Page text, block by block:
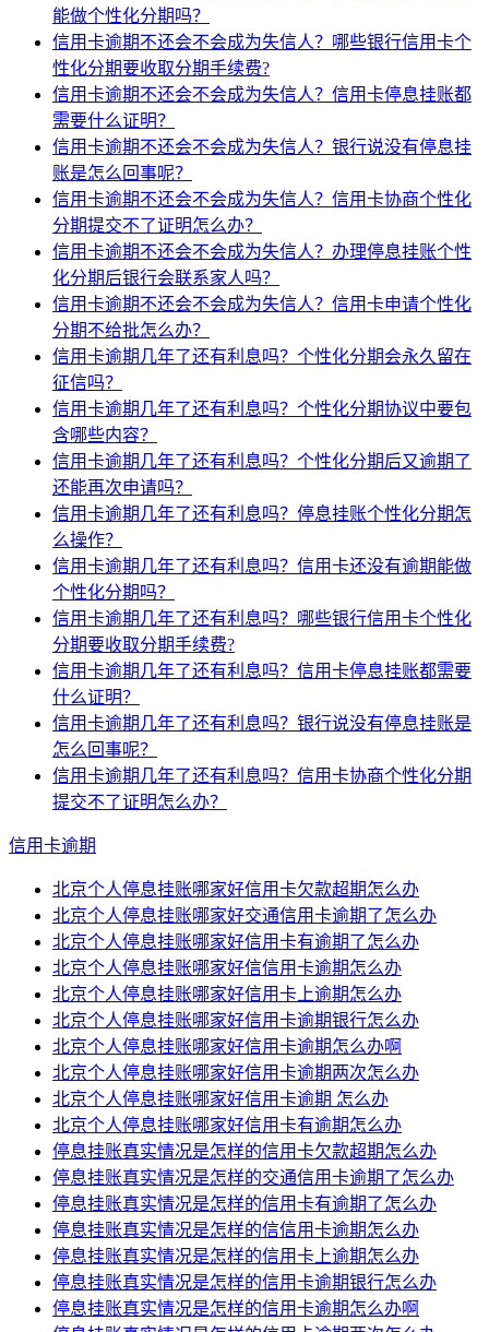
能做个性化分期吗？
信用卡逾期不还会不会成为失信人？哪些银行信用卡个
性化分期要收取分期手续费?
信用卡逾期不还会不会成为失信人？信用卡停息挂账都
需要什么证明？
信用卡逾期不还会不会成为失信人？银行说没有停息挂
账是怎么回事呢？
信用卡逾期不还会不会成为失信人？信用卡协商个性化
分期提交不了证明怎么办？
信用卡逾期不还会不会成为失信人？办理停息挂账个性
化分期后银行会联系家人吗？
信用卡逾期不还会不会成为失信人？信用卡申请个性化
分期不给批怎么办？
信用卡逾期几年了还有利息吗？个性化分期会永久留在
征信吗？
信用卡逾期几年了还有利息吗？个性化分期协议中要包
含哪些内容？
信用卡逾期几年了还有利息吗？个性化分期后又逾期了
还能再次申请吗？
信用卡逾期几年了还有利息吗？停息挂账个性化分期怎
么操作？
信用卡逾期几年了还有利息吗？信用卡还没有逾期能做
个性化分期吗？
信用卡逾期几年了还有利息吗？哪些银行信用卡个性化
分期要收取分期手续费?
信用卡逾期几年了还有利息吗？信用卡停息挂账都需要
什么证明？
信用卡逾期几年了还有利息吗？银行说没有停息挂账是
怎么回事呢？
信用卡逾期几年了还有利息吗？信用卡协商个性化分期
提交不了证明怎么办？
信用卡逾期
北京个人停息挂账哪家好信用卡欠款超期怎么办
北京个人停息挂账哪家好交通信用卡逾期了怎么办
北京个人停息挂账哪家好信用卡有逾期了怎么办
北京个人停息挂账哪家好信信用卡逾期怎么办
北京个人停息挂账哪家好信用卡上逾期怎么办
北京个人停息挂账哪家好信用卡逾期银行怎么办
北京个人停息挂账哪家好信用卡逾期怎么办啊
北京个人停息挂账哪家好信用卡逾期两次怎么办
北京个人停息挂账哪家好信用卡逾期 怎么办
北京个人停息挂账哪家好信用卡有逾期怎么办
停息挂账真实情况是怎样的信用卡欠款超期怎么办
停息挂账真实情况是怎样的交通信用卡逾期了怎么办
停息挂账真实情况是怎样的信用卡有逾期了怎么办
停息挂账真实情况是怎样的信信用卡逾期怎么办
停息挂账真实情况是怎样的信用卡上逾期怎么办
停息挂账真实情况是怎样的信用卡逾期银行怎么办
停息挂账真实情况是怎样的信用卡逾期怎么办啊